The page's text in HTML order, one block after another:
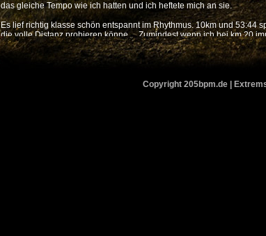
das gleiche Tempo wie ich hatten und ich heftete mich an sie.
Es lief richtig klasse schön entspannt im Rhythmus. 10km und 53:44
die volle Distanz probieren könne… Zumindest wenn ich bei km 20
Km 15 Geschwindigkeit bis jetzt konstant bei ca. 5:20. Klasse! Doch
hinten an mich gebunden. Es wurde schwer. Ich quälte mich hinter
Straßenrand und ich verlor sie. Von jetzt an hieß es alleine
Copyright 205bpm.de |